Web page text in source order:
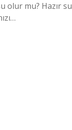
olur mu? Hazır su